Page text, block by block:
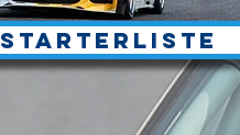
Starterliste